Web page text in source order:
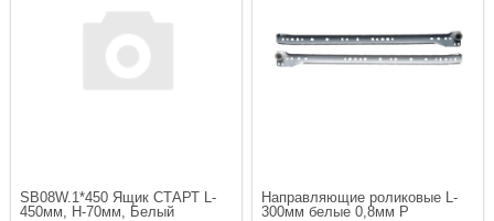
SB08W.1*450 Ящик СТАРТ L-
450мм, Н-70мм, Белый
Направляющие роликовые L-
300мм белые 0,8мм Р